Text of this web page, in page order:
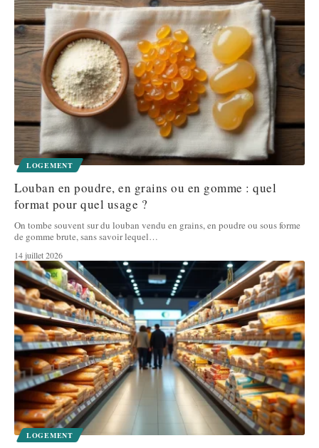
LOGEMENT
Louban en poudre, en grains ou en gomme : quel
format pour quel usage ?
On tombe souvent sur du louban vendu en grains, en poudre ou sous forme
de gomme brute, sans savoir lequel…
14 juillet 2026
LOGEMENT